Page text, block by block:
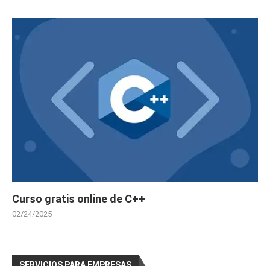
s y Embalajes (25 horas)
Curso Gratis de Escaparatismo Comercial
(60 horas)
Curso Gratis Organización del Transporte
Mercancias por Carreteras (30 horas)
Curso Gratis Estrategia de supervivencia
frente a grandes superficies (20 horas)
Curso Gratis Introducción a las Nuevas T
ecnologías pequeño comercio (20 horas)
Curso Gratis Decoracion de escaparates
(30 horas)
Curso Gratis Presentación y empaquetados
de regalos (30 horas)
Curso Gratis Comercio Electrónico (30 ho
(20 horas)
Curso Gratis de Implantación de Espacios
Curso Gratis Supervivencia frende a Gran
Curso gratis online de C++
02/24/2025